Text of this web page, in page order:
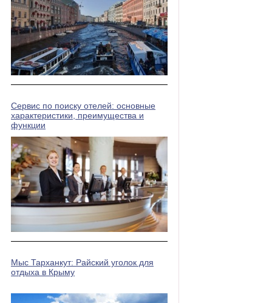
Сервис по поиску отелей: основные
характеристики, преимущества и
функции
Мыс Тарханкут: Райский уголок для
отдыха в Крыму